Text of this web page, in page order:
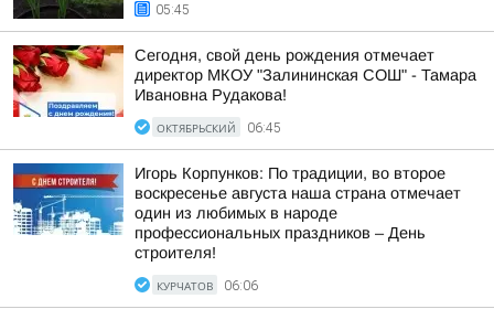
05:45
Сегодня, свой день рождения отмечает
директор МКОУ "Залининская СОШ" - Тамара
Ивановна Рудакова!
ОКТЯБРЬСКИЙ 06:45
Игорь Корпунков: По традиции, во второе
воскресенье августа наша страна отмечает
один из любимых в народе
профессиональных праздников – День
строителя!
КУРЧАТОВ 06:06